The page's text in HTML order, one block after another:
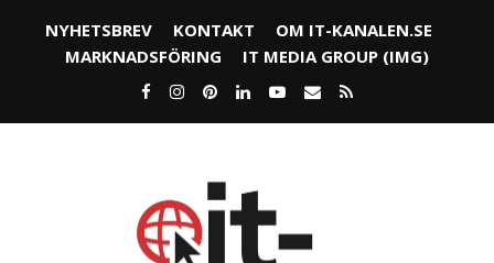
NYHETSBREV KONTAKT
OM IT-KANALEN.SE
MARKNADSFÖRING
IT MEDIA GROUP (IMG)